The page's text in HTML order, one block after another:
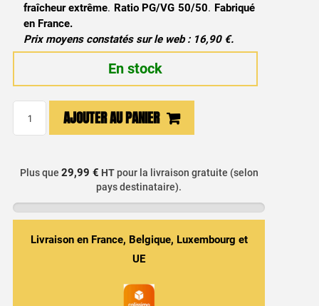
fraîcheur extrême. Ratio PG/VG 50/50. Fabriqué
en France.
Prix moyens constatés sur le web : 16,90 €.
En stock
Terminus
50ml
AJOUTER AU PANIER
Plus que 29,99 € HTpour la livraison gratuite (selon
pays destinataire).
Livraison en France, Belgique, Luxembourg et
UE